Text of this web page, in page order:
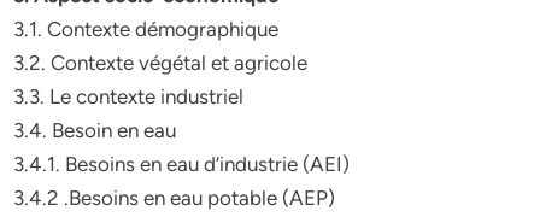
3.1. Contexte démographique
3.2. Contexte végétal et agricole
3.3. Le contexte industriel
3.4. Besoin en eau
3.4.1. Besoins en eau d’industrie (AEI)
3.4.2 .Besoins en eau potable (AEP)